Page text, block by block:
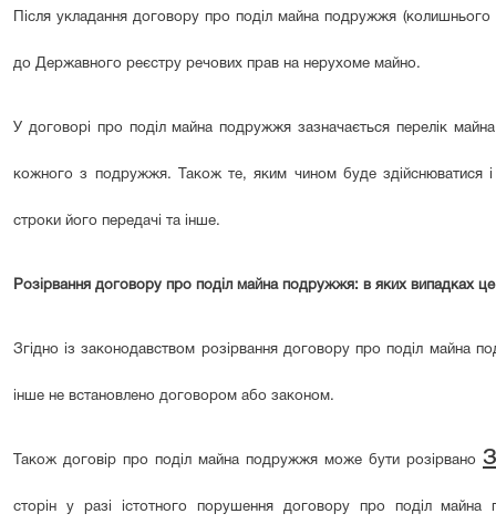
Після укладання договору про поділ майна подружжя (колишнього
до Державного реєстру речових прав на нерухоме майно.
У договорі про поділ майна подружжя зазначається перелік
кожного з подружжя. Також те, яким чином буде здійснюватися і
строки його передачі та інше.
Розірвання договору про поділ майна подружжя: в яких випадках
Згідно із законодавством розірвання договору про поділ майна
інше не встановлено договором або законом.
Також договір про поділ майна подружжя може бути розірвано
сторін у разі істотного порушення договору про поділ